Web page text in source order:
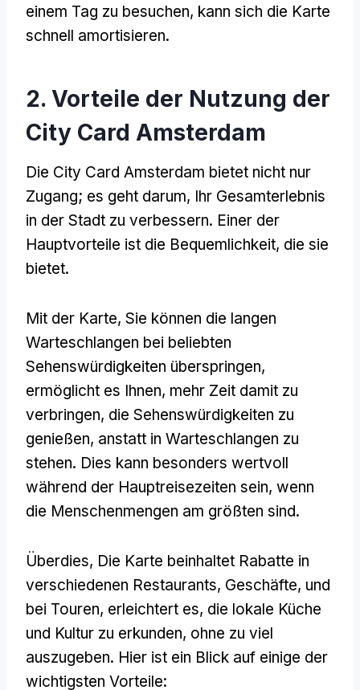
einem Tag zu besuchen, kann sich die Karte
schnell amortisieren.
2. Vorteile der Nutzung der
City Card Amsterdam
Die City Card Amsterdam bietet nicht nur
Zugang; es geht darum, Ihr Gesamterlebnis
in der Stadt zu verbessern. Einer der
Hauptvorteile ist die Bequemlichkeit, die sie
bietet.
Mit der Karte, Sie können die langen
Warteschlangen bei beliebten
Sehenswürdigkeiten überspringen,
ermöglicht es Ihnen, mehr Zeit damit zu
verbringen, die Sehenswürdigkeiten zu
genießen, anstatt in Warteschlangen zu
stehen. Dies kann besonders wertvoll
während der Hauptreisezeiten sein, wenn
die Menschenmengen am größten sind.
Überdies, Die Karte beinhaltet Rabatte in
verschiedenen Restaurants, Geschäfte, und
bei Touren, erleichtert es, die lokale Küche
und Kultur zu erkunden, ohne zu viel
auszugeben. Hier ist ein Blick auf einige der
wichtigsten Vorteile: